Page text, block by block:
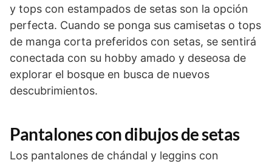
y tops con estampados de setas son la opción
perfecta. Cuando se ponga sus camisetas o tops
de manga corta preferidos con setas, se sentirá
conectada con su hobby amado y deseosa de
explorar el bosque en busca de nuevos
descubrimientos.
Pantalones con dibujos de setas
Los pantalones de chándal y leggins con